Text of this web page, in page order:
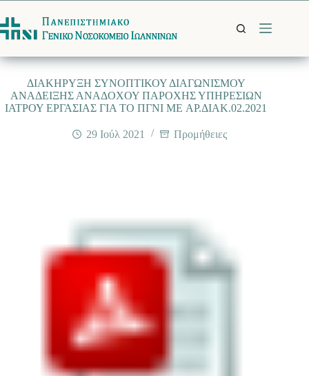
στο
περιεχόμενο
ΔΙΑΚΗΡΥΞΗ ΣΥΝΟΠΤΙΚΟΥ ΔΙΑΓΩΝΙΣΜΟΥ
ΑΝΑΔΕΙΞΗΣ ΑΝΑΔΟΧΟΥ ΠΑΡΟΧΗΣ ΥΠΗΡΕΣΙΩΝ
ΙΑΤΡΟΥ ΕΡΓΑΣΙΑΣ ΓΙΑ ΤΟ ΠΓΝΙ ME ΑΡ.ΔΙΑΚ.02.2021
29 Ιούλ 2021 Προμήθειες